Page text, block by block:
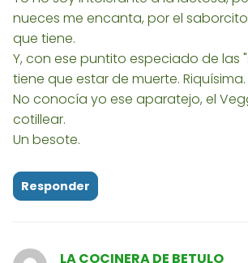
nueces me encanta, por el
que tiene.
Y, con ese puntito especiado de las
tiene que estar de muerte. Riquísima.
No conocía yo ese aparatejo, el
cotillear.
Un besote.
Responder
LA COCINERA DE BETULO